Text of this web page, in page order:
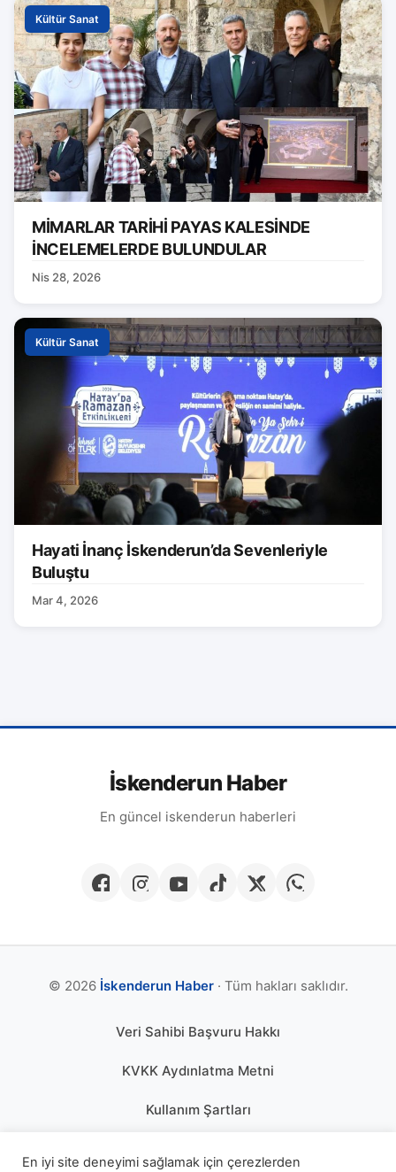
Kültür Sanat
MİMARLAR TARİHİ PAYAS KALESİNDE
İNCELEMELERDE BULUNDULAR
Nis 28, 2026
Kültür Sanat
Hayati İnanç İskenderun’da Sevenleriyle
Buluştu
Mar 4, 2026
İskenderun Haber
En güncel iskenderun haberleri
© 2026 İskenderun Haber· Tüm hakları saklıdır.
Veri Sahibi Başvuru Hakkı
KVKK Aydınlatma Metni
Kullanım Şartları
En iyi site deneyimi sağlamak için çerezlerden